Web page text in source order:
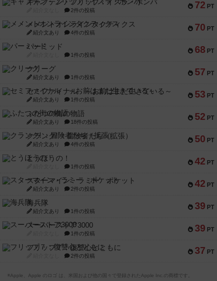
72 PT
キャプテン・フリップ：イスラ・ボンバ
2件の投稿
70 PT
メメントオンラインタクティクス
紹介文あり 4件の投稿
68 PT
パーミッド
1件の投稿
57 PT
クリーグ
紹介文あり 1件の投稿
53 PT
セミファイナル ～お前はまだ生きている～
紹介文あり 1件の投稿
52 PT
ふたつの街の物語
紹介文あり 18件の投稿
50 PT
クランク! ：冒険者たち（拡張）
紹介文あり 4件の投稿
42 PT
とうほうの！
1件の投稿
42 PT
スターマイン・ラミー ポケット
紹介文あり 2件の投稿
39 PT
海兵隊
紹介文あり 1件の投稿
39 PT
スーパーストア3000
1件の投稿
37 PT
フリップ７：復讐心とともに
2件の投稿
※Apple、Apple のロゴ は、米国および他の国々で登録されたApple Inc.の商標です。